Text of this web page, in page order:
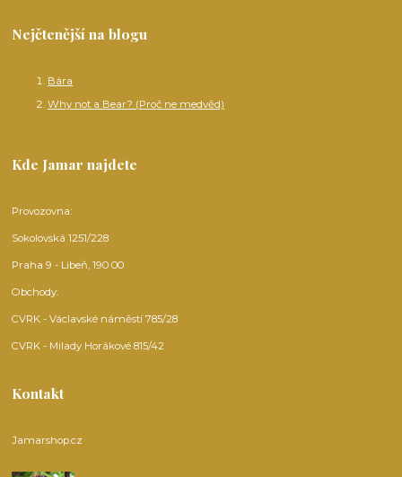
Nejčtenější na blogu
Bára
Why not a Bear? (Proč ne medvěd)
Kde Jamar najdete
Provozovna:
Sokolovská 1251/228
Praha 9 - Libeň, 190 00
Obchody:
CVRK - Václavské náměstí 785/28
CVRK - Milady Horákové 815/42
Kontakt
Jamarshop.cz